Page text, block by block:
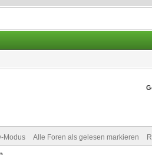
Modus Alle Foren als gelesen markieren